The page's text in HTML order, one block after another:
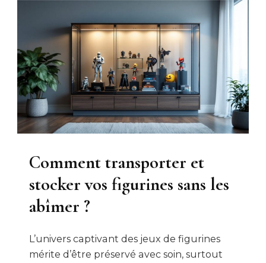
Comment transporter et
stocker vos figurines sans les
abîmer ?
L’univers captivant des jeux de figurines
mérite d’être préservé avec soin, surtout